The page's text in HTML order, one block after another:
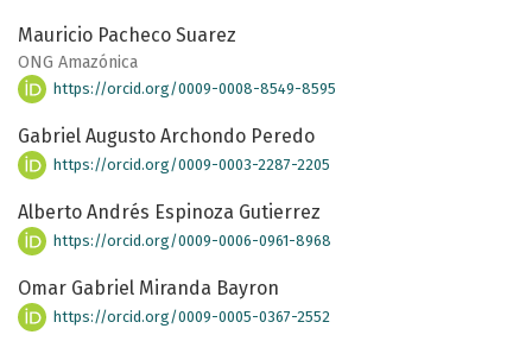
Mauricio Pacheco Suarez
ONG Amazónica
https://orcid.org/0009-0008-8549-8595
Gabriel Augusto Archondo Peredo
https://orcid.org/0009-0003-2287-2205
Alberto Andrés Espinoza Gutierrez
https://orcid.org/0009-0006-0961-8968
Omar Gabriel Miranda Bayron
https://orcid.org/0009-0005-0367-2552